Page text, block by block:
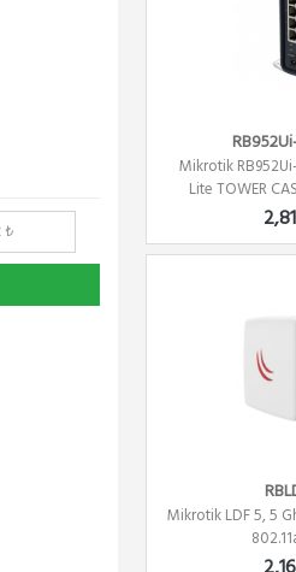
Mikrotik
Lite TOWER
Mikrotik LDF 5, 5